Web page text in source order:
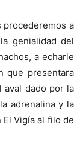
procederemos a
genialidad del
a echarle
que presentara
aval dado por la
adrenalina y la
Vigía al filo de